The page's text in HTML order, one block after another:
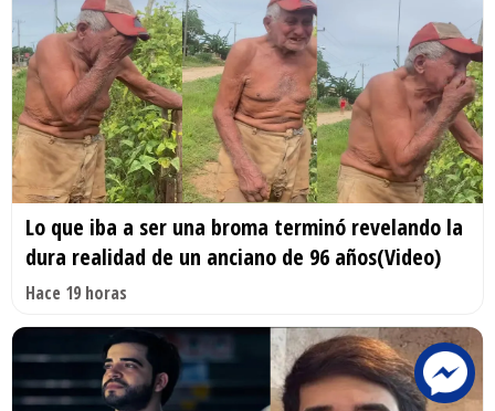
Lo que iba a ser una broma terminó revelando la
dura realidad de un anciano de 96 años(Video)
Hace 19 horas